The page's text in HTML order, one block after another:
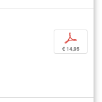
p
€ 14,95